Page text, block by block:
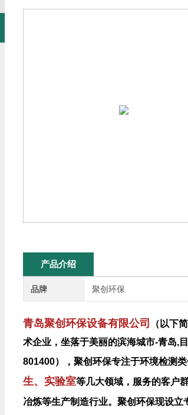
产品介绍
品牌 聚创环保
青岛聚创环保设备有限公司
（以下
术企业，坐落于美丽的滨海城市-青岛,
801400），聚创环保专注于环境检测
生、实验室等几大领域，服务的客户
冶炼等生产制造行业。聚创环保现设